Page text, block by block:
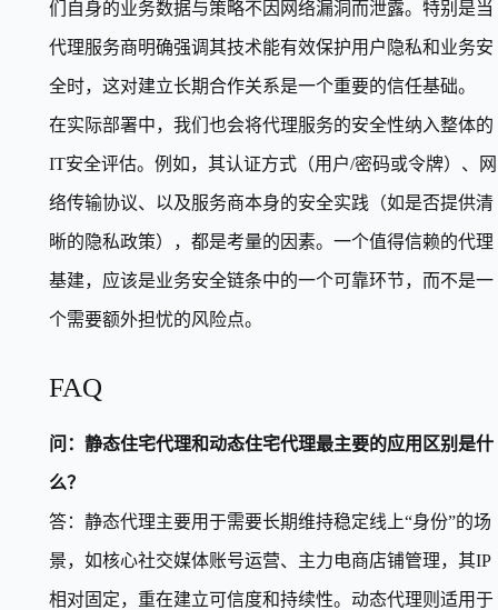
们自身的业务数据与策略不因网络漏洞而泄露。特别是当
代理服务商明确强调其技术能有效保护用户隐私和业务安
全时，这对建立长期合作关系是一个重要的信任基础。
在实际部署中，我们也会将代理服务的安全性纳入整体的
IT安全评估。例如，其认证方式（用户/密码或令牌）、网
络传输协议、以及服务商本身的安全实践（如是否提供清
晰的隐私政策），都是考量的因素。一个值得信赖的代理
基建，应该是业务安全链条中的一个可靠环节，而不是一
个需要额外担忧的风险点。
FAQ
问：静态住宅代理和动态住宅代理最主要的应用区别是什
么？
答：静态代理主要用于需要长期维持稳定线上“身份”的场
景，如核心社交媒体账号运营、主力电商店铺管理，其IP
相对固定，重在建立可信度和持续性。动态代理则适用于